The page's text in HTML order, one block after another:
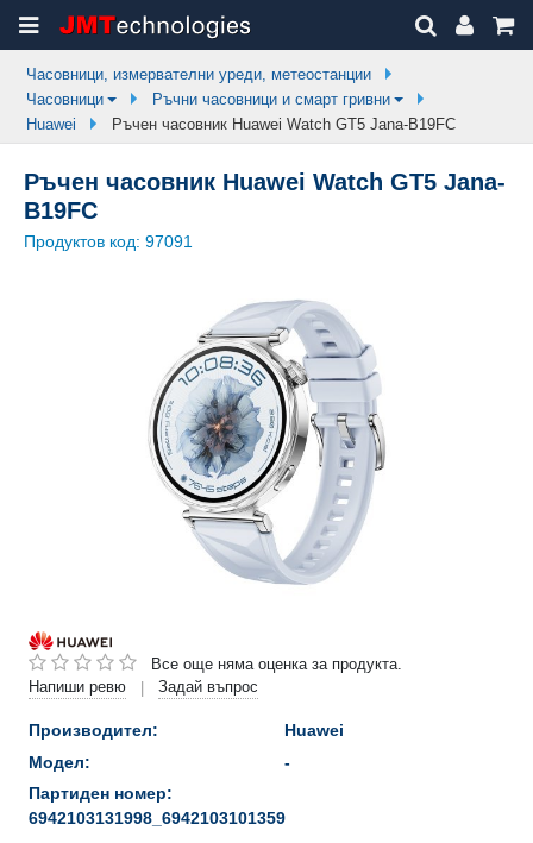
Часовници, измервателни уреди, метеостанции
Часовници
Ръчни часовници и смарт гривни
Huawei
Ръчен часовник Huawei Watch GT5 Jana-B19FC
Ръчен часовник Huawei Watch GT5 Jana-
B19FC
Продуктов код: 97091
Все още няма оценка за продукта.
Напиши ревю
| Задай въпрос
Производител:
Huawei
Модел:
-
Партиден номер:
6942103131998_6942103101359